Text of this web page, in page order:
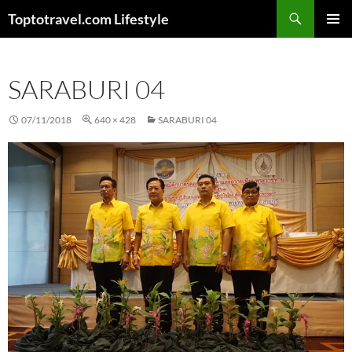
Toptotravel.com Lifestyle
SARABURI 04
07/11/2018 640 × 428 SARABURI 04